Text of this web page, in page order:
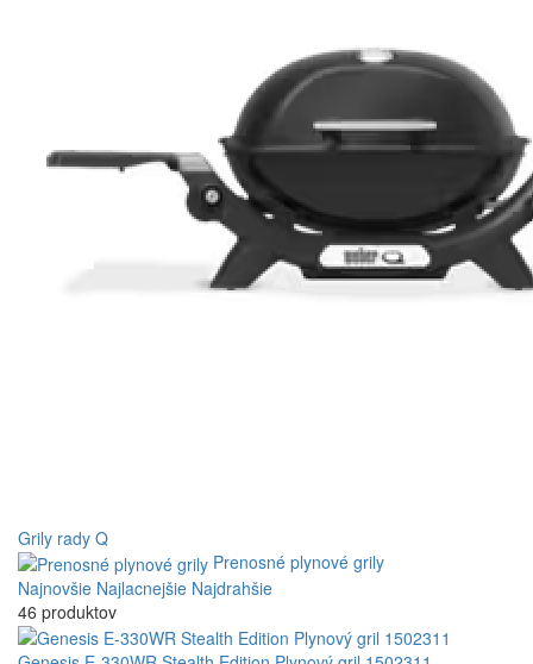
Grily rady Q
Prenosné plynové grily
Najnovšie Najlacnejšie Najdrahšie
46 produktov